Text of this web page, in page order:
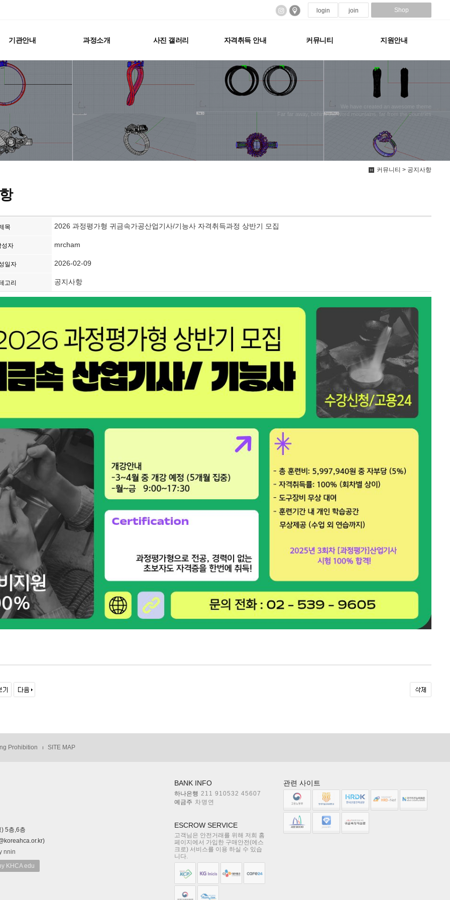
login join Shop
기관안내 과정소개 사진 갤러리 자격취득 안내 커뮤니티 지원안내
We have created an awesome theme
Far far away, behind the word mountains, far from the countries
커뮤니티 > 공지사항
목 2026 과정평가형 귀금속가공산업기사/기능사 자격취득과정 상반기 모집
성자 mrcham
일자 2026-02-09
고리 공지사항
Prohibition SITE MAP
5층,6층
nnin
KHCA edu
관련 사이트
BANK INFO
하나은행 211 910532 45607
예금주 차명연
ESCROW SERVICE
고객님은 안전거래를 위해 저희 홈
페이지에서 가입한 구매안전(에스
크로) 서비스를 이용 하실 수 있습
니다.